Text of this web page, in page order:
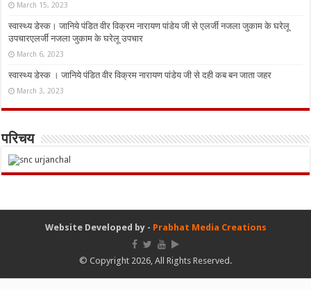
March 15, 2023
स्वास्थ्य डेस्क। जानिये पंडित वीर विक्रम नारायण पांडेय जी से एलर्जी नजला जुकाम के घरेलू
उपचारएलर्जी नजला जुकाम के घरेलू उपचार
March 6, 2023
स्वास्थ्य डेस्क । जानिये पंडित वीर विक्रम नारायण पांडेय जी से दही कब बन जाता जहर
March 3, 2023
परिचय
Website Developed by - Prabhat Media Creations
© Copyright 2026, All Rights Reserved.